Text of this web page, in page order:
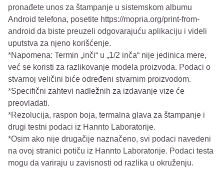
pronađete unos za štampanje u sistemskom albumu
Android telefona, posetite https://mopria.org/print-from-
android da biste preuzeli odgovarajuću aplikaciju i videli
uputstva za njeno korišćenje.
*Napomena: Termin „inči“ u „1/2 inča“ nije jedinica mere,
već se koristi za razlikovanje modela proizvoda. Podaci o
stvarnoj veličini biće određeni stvarnim proizvodom.
*Specifični zahtevi nadležnih za izdavanje vize će
preovladati.
*Rezolucija, raspon boja, termalna glava za štampanje i
drugi testni podaci iz Hannto Laboratorije.
*Osim ako nije drugačije naznačeno, svi podaci navedeni
na ovoj stranici potiču iz Hannto Laboratorije. Podaci testa
mogu da variraju u zavisnosti od razlika u okruženju.